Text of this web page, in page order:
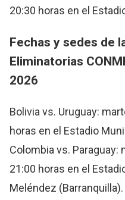
20:30 horas en el
Fechas y sedes de
Eliminatorias
2026
Bolivia vs. Uruguay:
horas en el Estadio
Colombia vs. Paraguay:
21:00 horas en el
Meléndez (Barranquilla).